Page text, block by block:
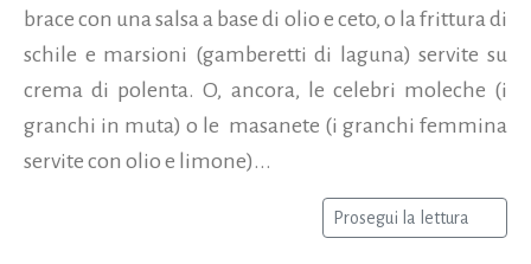
brace con una salsa a base di olio e ceto, o la frittura di
schile e marsioni (gamberetti di laguna) servite su
crema di polenta. O, ancora, le celebri moleche (i
granchi in muta) o le masanete (i granchi femmina
servite con olio e limone)...
Prosegui la lettura